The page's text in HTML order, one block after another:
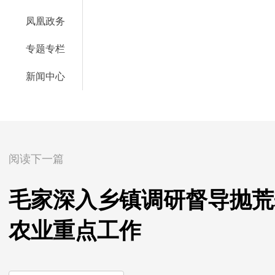
凤凰政务
专题专栏
新闻中心
阅读下一篇
毛家深入乡镇调研督导抛
农业重点工作